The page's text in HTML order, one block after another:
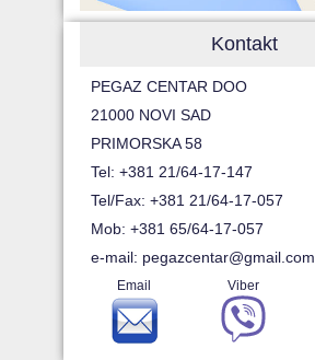
Kontakt
PEGAZ CENTAR DOO
21000 NOVI SAD
PRIMORSKA 58
Tel: +381 21/64-17-147
Tel/Fax: +381 21/64-17-057
Mob: +381 65/64-17-057
e-mail: pegazcentar@gmail.com
Email Viber